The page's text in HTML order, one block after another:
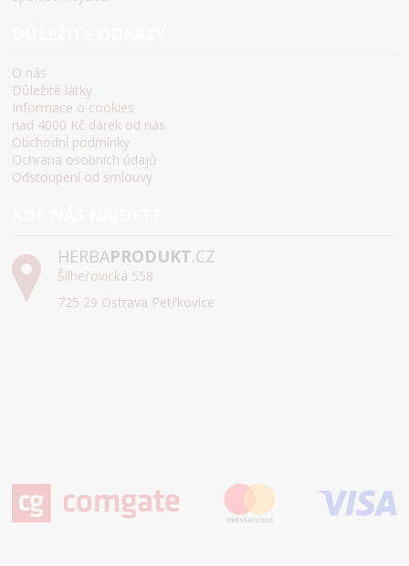
O nás
Důležité látky
Informace o cookies
nad 4000 Kč dárek od nás
Obchodní podmínky
Ochrana osobních údajů
Odstoupení od smlouvy
HERBAPRODUKT.CZ
Šilheřovická 558
725 29 Ostrava Petřkovice